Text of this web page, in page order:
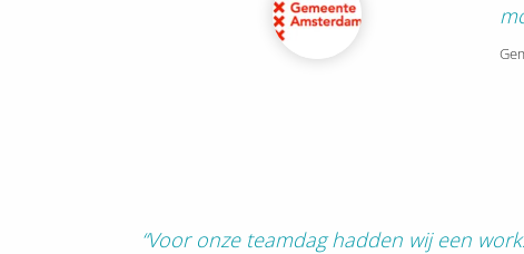
“Voor onze teamdag hadden wij een